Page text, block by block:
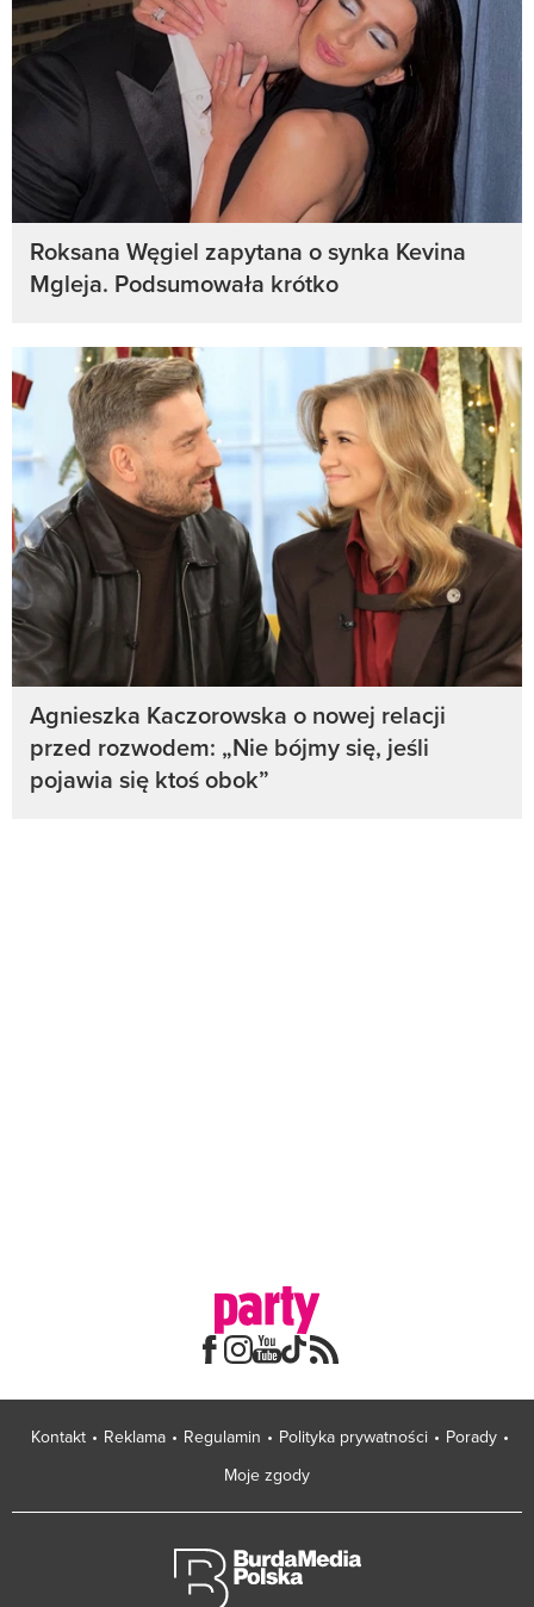
Roksana Węgiel zapytana o synka Kevina
Mgleja. Podsumowała krótko
Agnieszka Kaczorowska o nowej relacji
przed rozwodem: „Nie bójmy się, jeśli
pojawia się ktoś obok”
Kontakt Reklama Regulamin Polityka prywatności
Porady
Moje zgody